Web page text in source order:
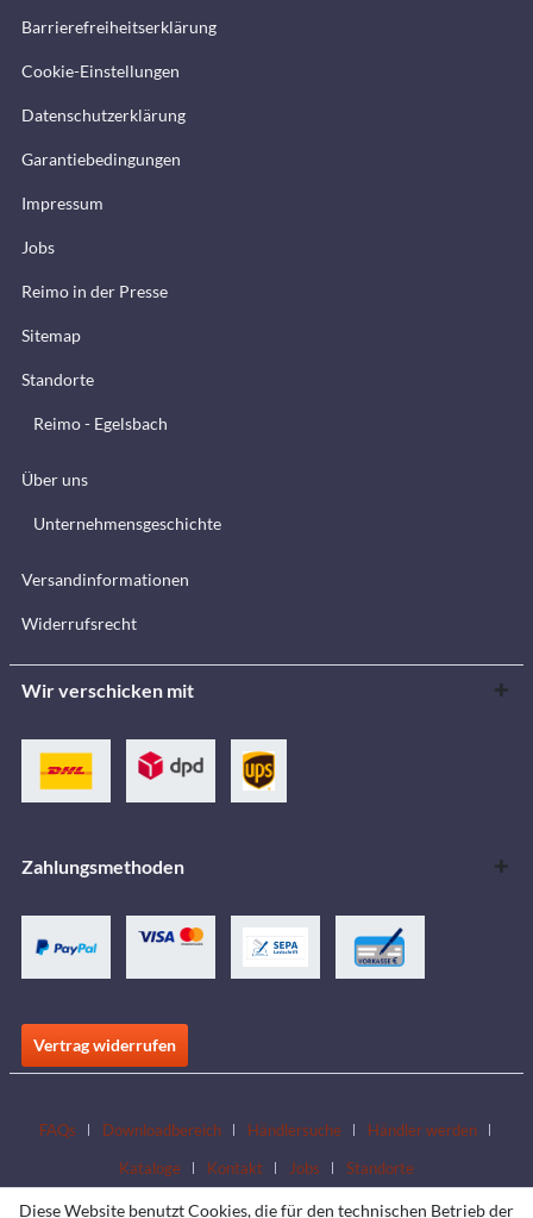
Barrierefreiheitserklärung
Cookie-Einstellungen
Datenschutzerklärung
Garantiebedingungen
Impressum
Jobs
Reimo in der Presse
Sitemap
Standorte
Reimo - Egelsbach
Über uns
Unternehmensgeschichte
Versandinformationen
Widerrufsrecht
Wir verschicken mit
Zahlungsmethoden
Vertrag widerrufen
FAQs Downloadbereich Händlersuche
Händler werden
Kataloge
Kontakt Jobs Standorte
Diese Website benutzt Cookies, die für den technischen Betrieb der